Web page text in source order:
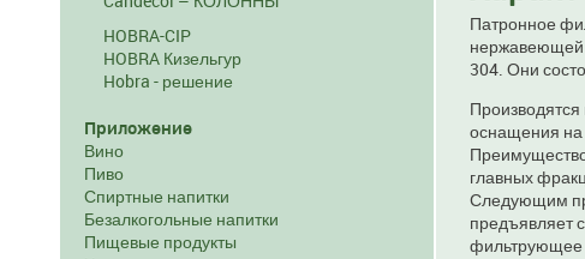
HOBRA-CIP
HOBRA Кизельгур
Hobra - решение
Приложение
Вино
Пиво
Спиртные напитки
Безалкогольные напитки
Пищевые продукты
Патронное
нержавеющей
304. Они
оснащения на
главных
Следующим
предъявляет
фильтрующее